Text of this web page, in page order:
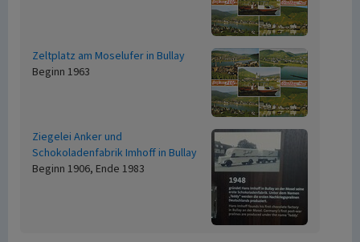
Zeltplatz am Moselufer in Bullay
Beginn 1963
Ziegelei Anker und
Schokoladenfabrik Imhoff in Bullay
Beginn 1906, Ende 1983